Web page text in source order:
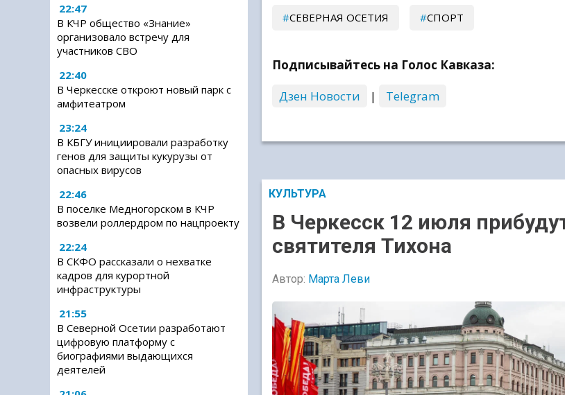
22:47
В КЧР общество «Знание»
организовало встречу для
участников СВО
22:40
В Черкесске откроют новый парк с
амфитеатром
23:24
В КБГУ инициировали разработку
генов для защиты кукурузы от
опасных вирусов
22:46
В поселке Медногорском в КЧР
возвели роллердром по нацпроекту
22:24
В СКФО рассказали о нехватке
кадров для курортной
инфраструктуры
21:55
В Северной Осетии разработают
цифровую платформу с
биографиями выдающихся
деятелей
СЕВЕРНАЯ ОСЕТИЯ СПОРТ
Подписывайтесь на Голос Кавказа:
Дзен Новости
| Telegram
КУЛЬТУРА
В Черкесск 12 июля
святителя Тихона
Автор: Марта Леви